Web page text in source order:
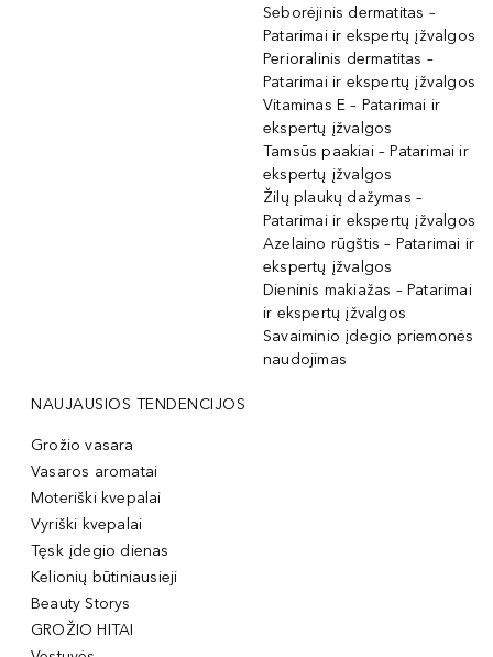
Seborėjinis dermatitas –
Patarimai ir ekspertų įžvalgos
Perioralinis dermatitas –
Patarimai ir ekspertų įžvalgos
Vitaminas E – Patarimai ir
ekspertų įžvalgos
Tamsūs paakiai – Patarimai ir
ekspertų įžvalgos
Žilų plaukų dažymas –
Patarimai ir ekspertų įžvalgos
Azelaino rūgštis – Patarimai ir
ekspertų įžvalgos
Dieninis makiažas – Patarimai
ir ekspertų įžvalgos
Savaiminio įdegio priemonės
naudojimas
NAUJAUSIOS TENDENCIJOS
Grožio vasara
Vasaros aromatai
Moteriški kvepalai
Vyriški kvepalai
Tęsk įdegio dienas
Kelionių būtiniausieji
Beauty Storys
GROŽIO HITAI